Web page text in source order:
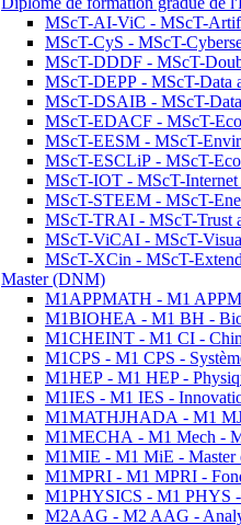
MScT-AI-ViC - MScT-
MScT-CyS - MScT-
MScT-DDDF - MScT-
MScT-DEPP - MScT-Data
MScT-DSAIB - MScT-
MScT-EDACF - MScT-
MScT-EESM - MScT-
MScT-ESCLiP - MScT-
MScT-IOT - MScT-
MScT-STEEM - MScT-
MScT-TRAI - MScT-Trust
MScT-ViCAI - MScT-
MScT-XCin - MScT-
Master (DNM)
M1APPMATH - M1
M1BIOHEA - M1 BH -
M1CHEINT - M1 CI -
M1CPS - M1 CPS -
M1HEP - M1 HEP -
M1IES - M1 IES -
M1MATHJHADA - M1
M1MECHA - M1 Mech -
M1MIE - M1 MiE - Master
M1MPRI - M1 MPRI -
M1PHYSICS - M1 PHYS
M2AAG - M2 AAG -